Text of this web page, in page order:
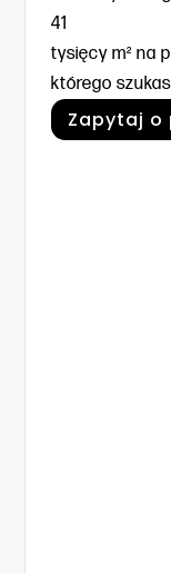
41
tysięcy m² na
którego
Zapytaj o